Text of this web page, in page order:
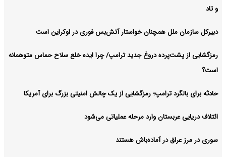
و تاد
دبیرکل سازمان ملل همچنان خواستار آتش‌بس فوری در اوکراین است
رمزگشایی از پشت‌پرده دروغ جدید ترامپ/ چرا ایده خلع سلاح حماس متوهمانه
است؟
حادثه برای بالگرد ترامپ؛ رمزگشایی از یک چالش امنیتی بزرگ برای آمریکا
ائتلاف دریایی عربستان وارد مرحله عملیاتی می‌شود
سوری در مرز عراق در آماده‌باش هستند